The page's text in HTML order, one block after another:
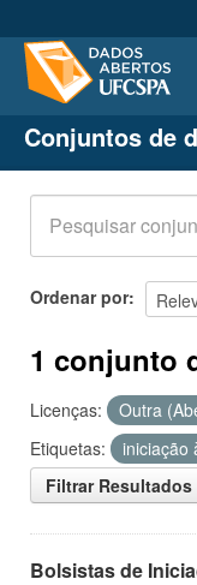
Conjuntos de
Organizações
Grupos
Sobre
Conjuntos de
Ordenar por
1 conjunto
Licenças: Outra
Etiquetas:
iniciação
Filtrar Resultados
Bolsistas de